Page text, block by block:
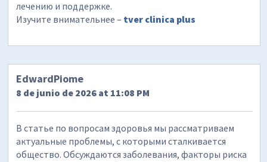
лечению и поддержке.
Изучите внимательнее – tver clinica plus
EdwardPiome
8 de junio de 2026 at 11:08 PM
В статье по вопросам здоровья мы рассматриваем
актуальные проблемы, с которыми сталкивается
общество. Обсуждаются заболевания, факторы риска